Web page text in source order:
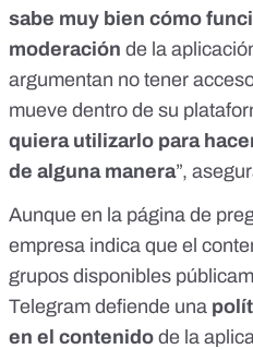
sabe muy bien cómo
moderación de la
argumentan no tener
mueve dentro de su
quiera utilizarlo para
de alguna manera”,
Aunque en la página de
empresa indica que el
grupos disponibles
Telegram defiende una
en el contenido de la